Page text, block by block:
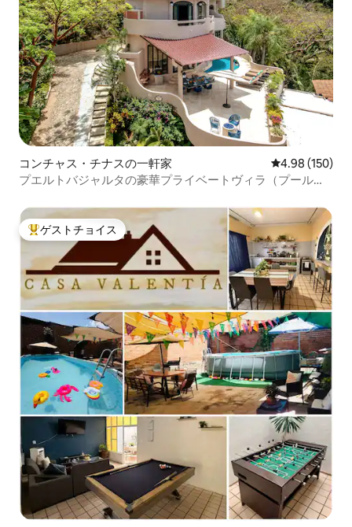
コンチャス・チナスの一軒家 レビュー150
4.98 (150)
プエルトバジャルタの豪華プライベートヴィラ（プール＆
大好評のゲストチョイスです。
ゲストチョイス